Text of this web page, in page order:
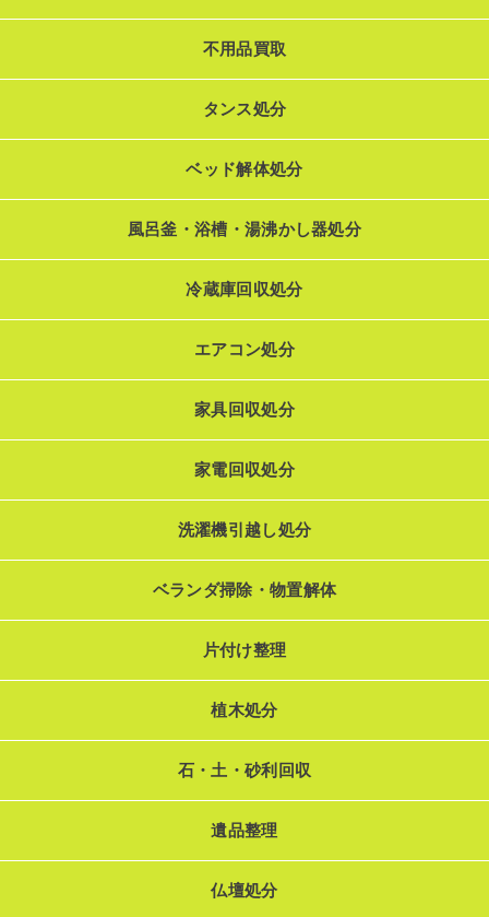
不用品買取
タンス処分
ベッド解体処分
風呂釜・浴槽・湯沸かし器処分
冷蔵庫回収処分
エアコン処分
家具回収処分
家電回収処分
洗濯機引越し処分
ベランダ掃除・物置解体
片付け整理
植木処分
石・土・砂利回収
遺品整理
仏壇処分